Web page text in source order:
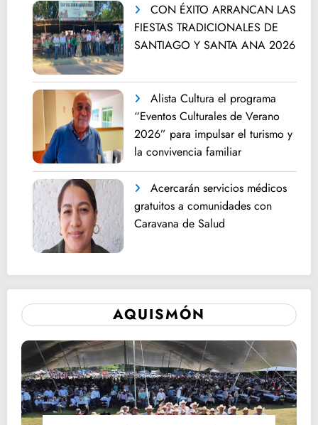
CON ÉXITO ARRANCAN LAS
FIESTAS TRADICIONALES DE
SANTIAGO Y SANTA ANA 2026
Alista Cultura el programa
“Eventos Culturales de Verano
2026” para impulsar el turismo y
la convivencia familiar
Acercarán servicios médicos
gratuitos a comunidades con
Caravana de Salud
AQUISMÓN